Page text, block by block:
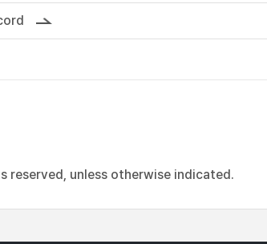
reserved, unless otherwise indicated.